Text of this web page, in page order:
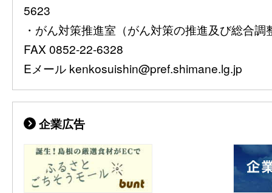
5623
・がん対策推進室（がん対策の推進及び総合
FAX 0852-22-6328
Eメール kenkosuishin@pref.shimane.lg.jp
企業広告